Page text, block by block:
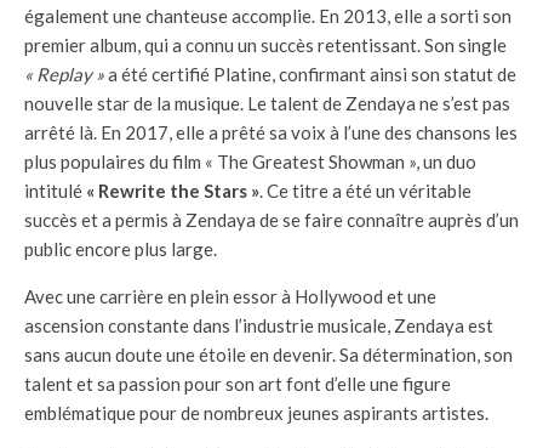
également une chanteuse accomplie. En 2013, elle a sorti son
premier album, qui a connu un succès retentissant. Son single
« Replay »a été certifié Platine, confirmant ainsi son statut de
nouvelle star de la musique. Le talent de Zendaya ne s’est pas
arrêté là. En 2017, elle a prêté sa voix à l’une des chansons les
plus populaires du film « The Greatest Showman », un duo
intitulé « Rewrite the Stars ». Ce titre a été un véritable
succès et a permis à Zendaya de se faire connaître auprès d’un
public encore plus large.
Avec une carrière en plein essor à Hollywood et une
ascension constante dans l’industrie musicale, Zendaya est
sans aucun doute une étoile en devenir. Sa détermination, son
talent et sa passion pour son art font d’elle une figure
emblématique pour de nombreux jeunes aspirants artistes.